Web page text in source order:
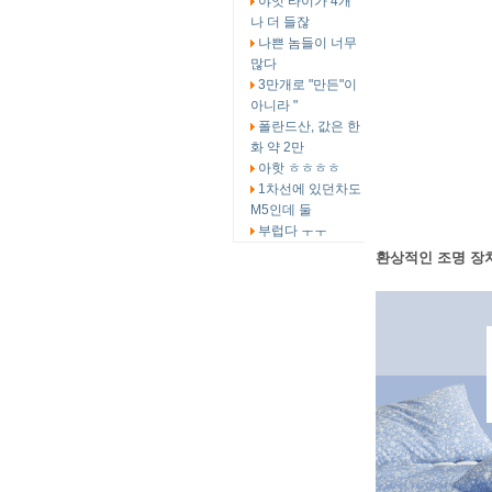
나 더 들잖
나쁜 놈들이 너무
많다
3만개로 "만든"이
아니라 "
폴란드산, 값은 한
화 약 2만
아핫 ㅎㅎㅎㅎ
1차선에 있던차도
M5인데 둘
부럽다 ㅜㅜ
환상적인 조명 장